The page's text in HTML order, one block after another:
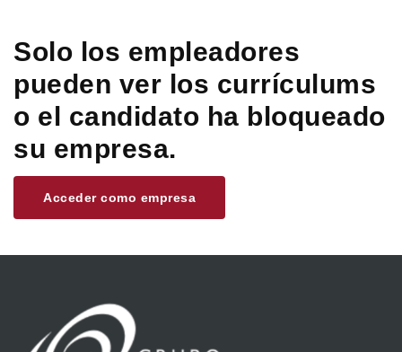
Solo los empleadores
pueden ver los currículums
o el candidato ha bloqueado
su empresa.
Acceder como empresa